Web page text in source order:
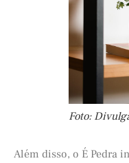
Foto:
Além disso, o É Pedra